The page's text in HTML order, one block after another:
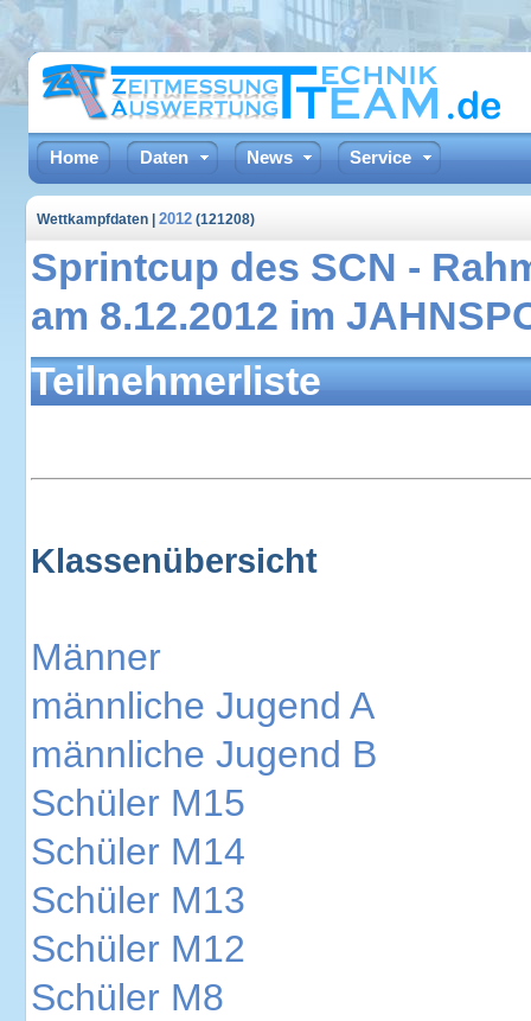
Home Daten News Service
Wettkampfdaten | 2012 (121208)
Sprintcup des SCN -
am 8.12.2012 im
Teilnehmerliste
Klassenübersicht
Männer
männliche Jugend A
männliche Jugend B
Schüler M15
Schüler M14
Schüler M13
Schüler M12
Schüler M8